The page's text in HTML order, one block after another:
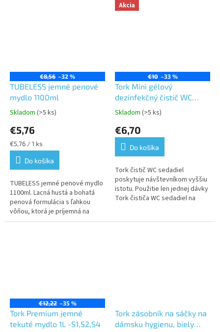
€8,56 –32 %
TUBELESS jemné penové
mydlo 1100ml
Priemerné
produktu
je
5,0
5
hviezdičiek.
Skladom (>5 ks)
€5,76
Jednotková
cena:
€5,76 / 1 ks
Do košíka
TUBELESS jemné penové mydlo
1100ml. Lacná hustá a bohatá
penová formulácia s ľahkou
vôňou, ktorá je príjemná na
rukách. V náplni penového
Akcia
€10 –33 %
Tork Mini gélový
dezinfekčný čistič WC
sedadiel 475 ml -S2,S1,S4
Priemerné
produktu
5,0
5
hviezdičiek.
Skladom (>5 ks)
€6,70
Do košíka
Tork čistič WC sedadiel
poskytuje návštevníkom vyššiu
istotu. Použitie len jednej dávky
Tork čističa WC sedadiel na
€12,22 –35 %
Tork Premium jemné
tekuté mydlo 1L -S1,S2,S4
Tork zásobník na sáčky na
dámsku hygienu, biely